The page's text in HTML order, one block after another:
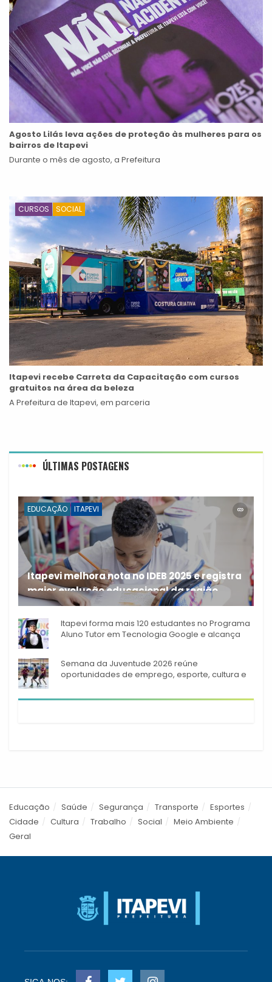
Agosto Lilás leva ações de proteção às mulheres para os
bairros de Itapevi
Durante o mês de agosto, a Prefeitura
CURSOS SOCIAL
Itapevi recebe Carreta da Capacitação com cursos
gratuitos na área da beleza
A Prefeitura de Itapevi, em parceria
ÚLTIMAS POSTAGENS
EDUCAÇÃO ITAPEVI
Itapevi melhora nota no IDEB 2025 e registra
maior evolução educacional da região
A rede municipal de ensino
Itapevi forma mais 120 estudantes no Programa
Aluno Tutor em Tecnologia Google e alcança
Semana da Juventude 2026 reúne
oportunidades de emprego, esporte, cultura e
Educação Saúde Segurança Transporte
Esportes
Cidade
Cultura Trabalho Social
Meio Ambiente
Geral